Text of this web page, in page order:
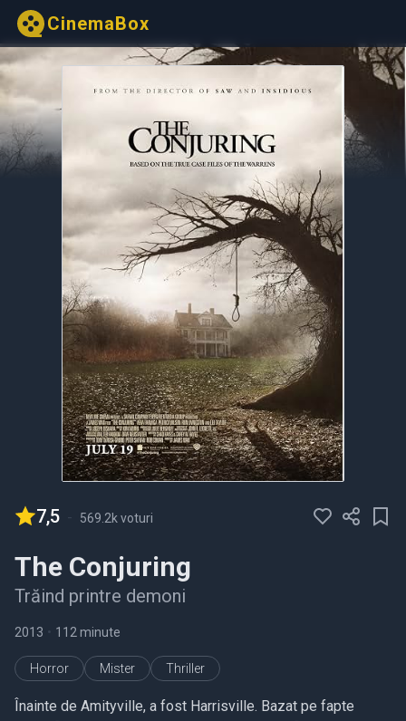
CinemaBox
7,5 - 569.2k voturi
The Conjuring
Trăind printre demoni
2013 • 112 minute
Horror Mister Thriller
Înainte de Amityville, a fost Harrisville. Bazat pe fapte